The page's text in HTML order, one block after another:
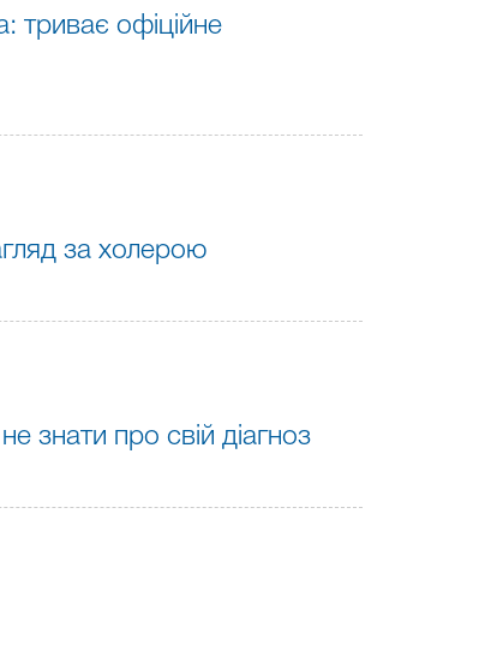
триває офіційне
за холерою
знати про свій діагноз